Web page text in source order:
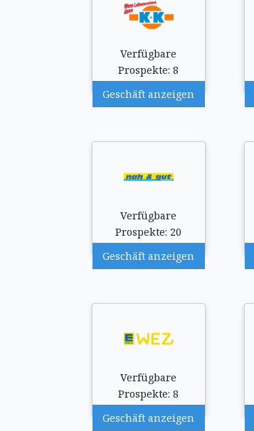
Verfügbare
Prospekte: 8
Geschäft anzeigen
Verfügbare
Prospekte: 20
Geschäft anzeigen
Verfügbare
Prospekte: 8
Geschäft anzeigen